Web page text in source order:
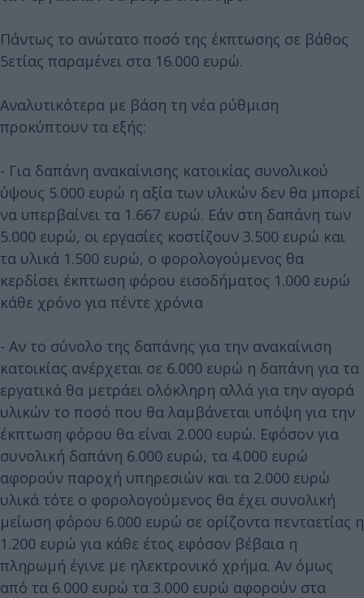
Πάντως το ανώτατο ποσό της έκπτωσης σε βάθος
5ετίας παραμένει στα 16.000 ευρώ.
Αναλυτικότερα με βάση τη νέα ρύθμιση
προκύπτουν τα εξής:
- Για δαπάνη ανακαίνισης κατοικίας συνολικού
ύψους 5.000 ευρώ η αξία των υλικών δεν θα μπορεί
να υπερβαίνει τα 1.667 ευρώ. Εάν στη δαπάνη των
5.000 ευρώ, οι εργασίες κοστίζουν 3.500 ευρώ και
τα υλικά 1.500 ευρώ, ο φορολογούμενος θα
κερδίσει έκπτωση φόρου εισοδήματος 1.000 ευρώ
κάθε χρόνο για πέντε χρόνια
- Αν το σύνολο της δαπάνης για την ανακαίνιση
κατοικίας ανέρχεται σε 6.000 ευρώ η δαπάνη για τα
εργατικά θα μετράει ολόκληρη αλλά για την αγορά
υλικών το ποσό που θα λαμβάνεται υπόψη για την
έκπτωση φόρου θα είναι 2.000 ευρώ. Εφόσον για
συνολική δαπάνη 6.000 ευρώ, τα 4.000 ευρώ
αφορούν παροχή υπηρεσιών και τα 2.000 ευρώ
υλικά τότε ο φορολογούμενος θα έχει συνολική
μείωση φόρου 6.000 ευρώ σε ορίζοντα πενταετίας η
1.200 ευρώ για κάθε έτος εφόσον βέβαια η
πληρωμή έγινε με ηλεκτρονικό χρήμα. Αν όμως
από τα 6.000 ευρώ τα 3.000 ευρώ αφορούν στα